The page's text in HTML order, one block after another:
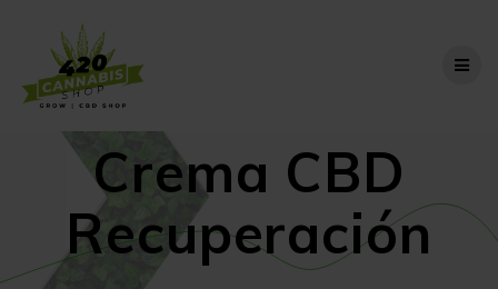
Crema CBD
Recuperación